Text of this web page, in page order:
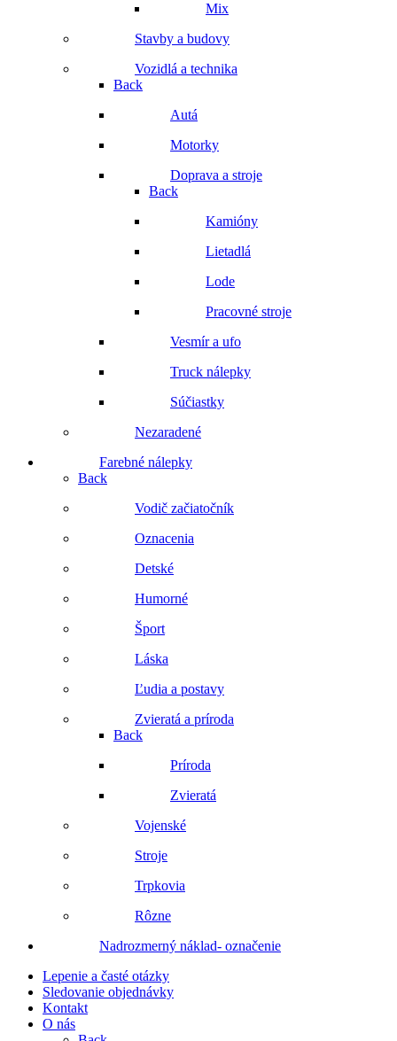
Mix
Stavby a budovy
Vozidlá a technika
Back
Autá
Motorky
Doprava a stroje
Back
Kamióny
Lietadlá
Lode
Pracovné stroje
Vesmír a ufo
Truck nálepky
Súčiastky
Nezaradené
Farebné nálepky
Back
Vodič začiatočník
Oznacenia
Detské
Humorné
Šport
Láska
Ľudia a postavy
Zvieratá a príroda
Back
Príroda
Zvieratá
Vojenské
Stroje
Trpkovia
Rôzne
Nadrozmerný náklad- označenie
Lepenie a časté otázky
Sledovanie objednávky
Kontakt
O nás